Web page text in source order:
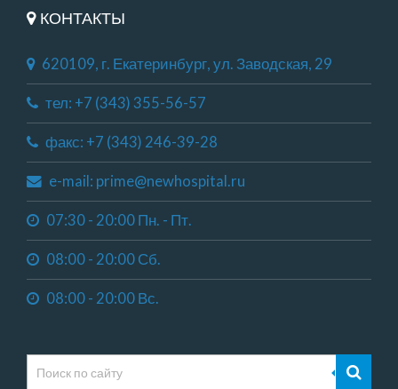
КОНТАКТЫ
620109, г. Екатеринбург, ул. Заводская, 29
тел: +7 (343) 355-56-57
факс: +7 (343) 246-39-28
e-mail: prime@newhospital.ru
07:30 - 20:00 Пн. - Пт.
08:00 - 20:00 Сб.
08:00 - 20:00 Вс.